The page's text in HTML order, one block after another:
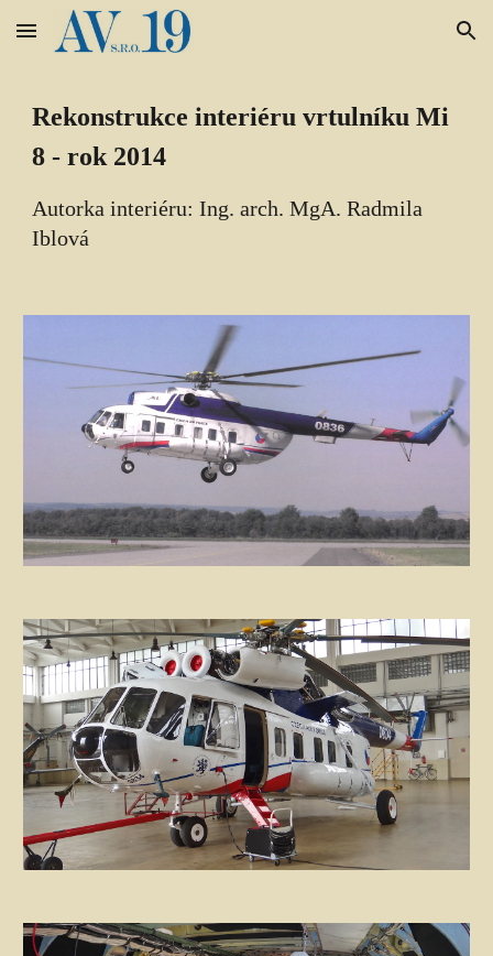
Skip to main content Skip to navigation
Rekonstrukce interiéru vrtulníku Mi
8 - rok 2014
Autorka interiéru: Ing. arch. MgA. Radmila
Iblová